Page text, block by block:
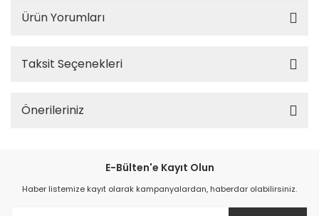
Ürün Yorumları
Taksit Seçenekleri
Önerileriniz
E-Bülten'e Kayıt Olun
Haber listemize kayıt olarak kampanyalardan, haberdar olabilirsiniz.